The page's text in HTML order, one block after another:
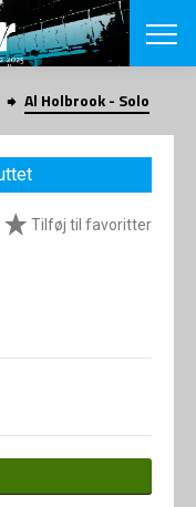
SØG
English
VÆLG
COPENHAGEN
SHOP
Al Holbrook - Solo
Tilføj til favoritter